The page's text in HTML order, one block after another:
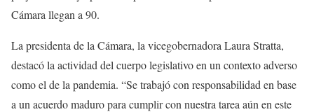
Cámara llegan a 90.
La presidenta de la Cámara, la vicegobernadora Laura Stratta,
destacó la actividad del cuerpo legislativo en un contexto adverso
como el de la pandemia. “Se trabajó con responsabilidad en base
a un acuerdo maduro para cumplir con nuestra tarea aún en este